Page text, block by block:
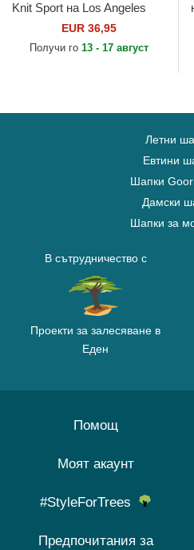
Knit Sport на Los Angeles
Dodgers MLB от New Era
EUR 36,95
Получи го 13 - 17 август
Летни
Евтини
Шапки
Дамски
Шапки за
В сътрудничество с
Проекти за залесяване в
Еден
Помощ
Моят акаунт
#StyleForTrees
Предпочитания за